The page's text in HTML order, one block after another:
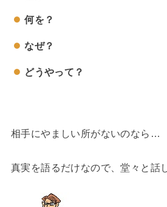
何を？
なぜ？
どうやって？
相手にやましい所がないのなら…
真実を語るだけなので、堂々と話